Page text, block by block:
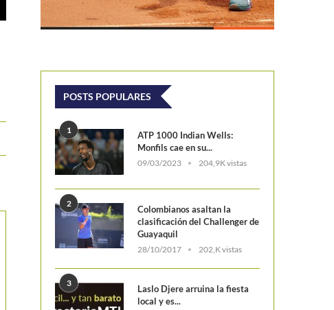
POSTS POPULARES
1
ATP 1000 Indian Wells:
Monfils cae en su...
09/03/2023 204,9K vistas
2
Colombianos asaltan la
clasificación del Challenger de
Guayaquil
28/10/2017 202,K vistas
3
Laslo Djere arruina la fiesta
local y es...